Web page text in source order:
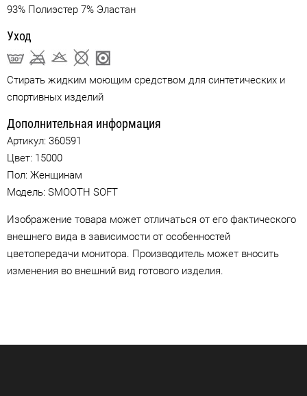
93% Полиэстер 7% Эластан
Уход
Стирать жидким моющим средством для синтетических и
спортивных изделий
Дополнительная информация
Артикул: 360591
Цвет: 15000
Пол: Женщинам
Модель: SMOOTH SOFT
Изображение товара может отличаться от его фактического
внешнего вида в зависимости от особенностей
цветопередачи монитора. Производитель может вносить
изменения во внешний вид готового изделия.